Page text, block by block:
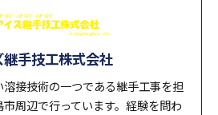
継手技工株式会社
接技術の一つである継手工事を担
周辺で行っています。経験を問わ